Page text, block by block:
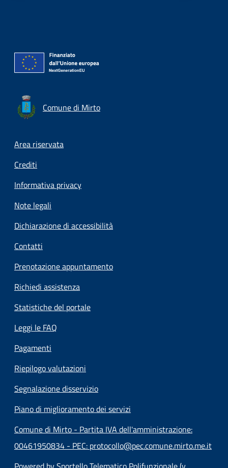
Comune di Mirto
Footer menu
Area riservata
Crediti
Informativa privacy
Note legali
Dichiarazione di accessibilità
Contatti
Prenotazione appuntamento
Richiedi assistenza
Statistiche del portale
Leggi le FAQ
Pagamenti
Riepilogo valutazioni
Segnalazione disservizio
Piano di miglioramento dei servizi
Comune di Mirto - Partita IVA dell'amministrazione:
00461950834 - PEC: protocollo@pec.comune.mirto.me.it